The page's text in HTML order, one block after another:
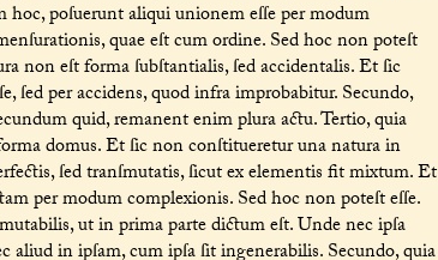
poſuerunt aliqui unionem eſſe per modum
quae eſt cum ordine. Sed hoc non poteſt
non eſt forma ſubſtantialis, ſed accidentalis. Et ſic
ſed per accidens, quod infra improbabitur. Secundo,
quid, remanent enim plura actu. Tertio, quia
domus. Et ſic non conſtitueretur una natura in
ſed tranſmutatis, ſicut ex elementis fit mixtum. Et
per modum complexionis. Sed hoc non poteſt eſſe.
ut in prima parte dictum eſt. Unde nec ipſa
in ipſam, cum ipſa ſit ingenerabilis. Secundo, quia